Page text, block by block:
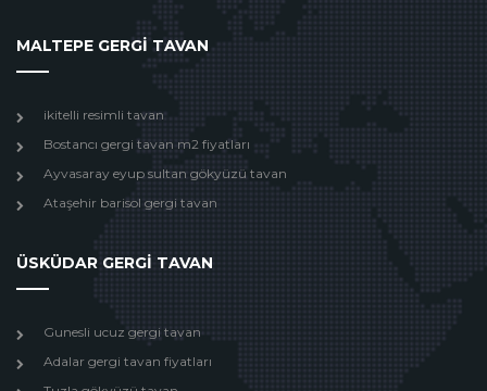
MALTEPE GERGİ TAVAN
ikitelli resimli tavan
Bostancı gergi tavan m2 fiyatları
Ayvasaray eyup sultan gökyüzü tavan
Ataşehir barisol gergi tavan
ÜSKÜDAR GERGİ TAVAN
Gunesli ucuz gergi tavan
Adalar gergi tavan fiyatları